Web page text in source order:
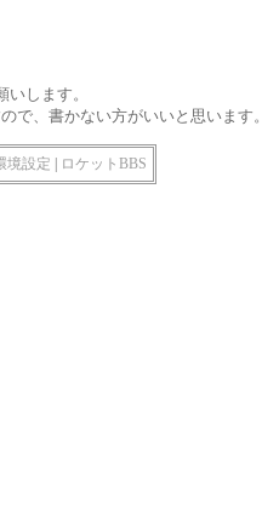
します。
で、書かない方がいいと思います。
境設定 | ロケットBBS